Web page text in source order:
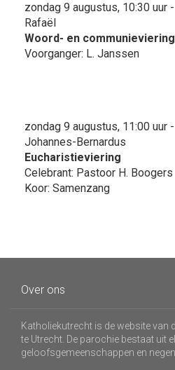
zondag 9 augustus, 10:30 uur -
Rafaël
Woord- en communieviering
Voorganger: L. Janssen
zondag 9 augustus, 11:00 uur -
Johannes-Bernardus
Eucharistieviering
Celebrant: Pastoor H. Boogers
Koor: Samenzang
Over ons
Katholiekutrecht is de website van
te Utrecht. De parochie bestaat uit
geloofsgemeenschappen en